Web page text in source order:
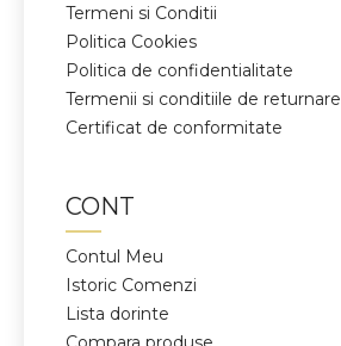
Termeni si Conditii
Politica Cookies
Politica de confidentialitate
Termenii si conditiile de returnare
Certificat de conformitate
CONT
Contul Meu
Istoric Comenzi
Lista dorinte